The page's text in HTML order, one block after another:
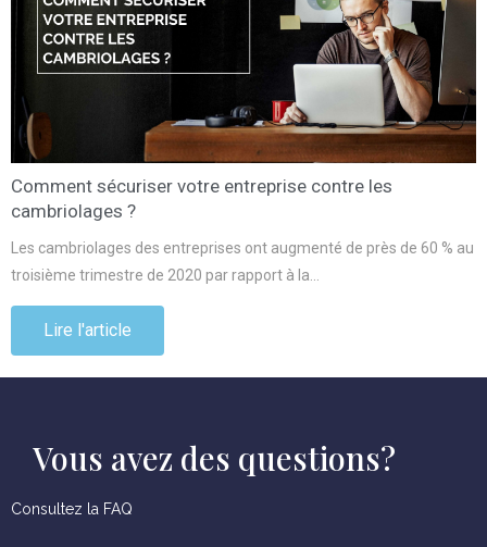
Comment sécuriser votre entreprise contre les
cambriolages ?
Les cambriolages des entreprises ont augmenté de près de 60 % au
troisième trimestre de 2020 par rapport à la…
Lire l'article
Vous avez des questions?
Consultez la FAQ